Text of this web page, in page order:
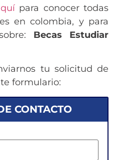
para conocer todas
en colombia, y para
Becas Estudiar
tu solicitud de
formulario:
CONTACTO